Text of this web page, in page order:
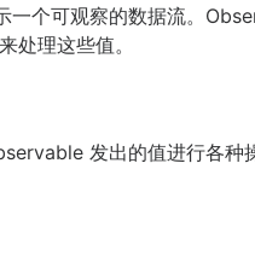
个可观察的数据流。
处理这些值。
发出的值进行各